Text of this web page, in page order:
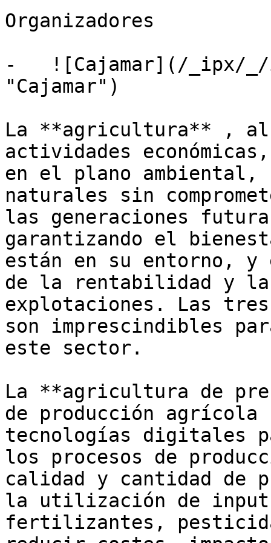
Organizadores
-   ![Cajamar](/_ipx/_/
"Cajamar")
La **agricultura** ,
actividades
en el plano
naturales sin
las generaciones
garantizando el
están en su entorno, y
de la rentabilidad y
explotaciones. Las
son imprescindibles
este sector.
La **agricultura de
de producción
tecnologías digitales
los procesos de
calidad y cantidad de
la utilización de
fertilizantes,